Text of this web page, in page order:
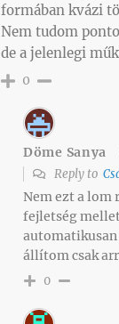
formában kvázi
Nem tudom
de a jelenlegi
0
Döme Sanya
Reply to
Nem ezt a lom
fejletség
automatikusan
állítom csak
0